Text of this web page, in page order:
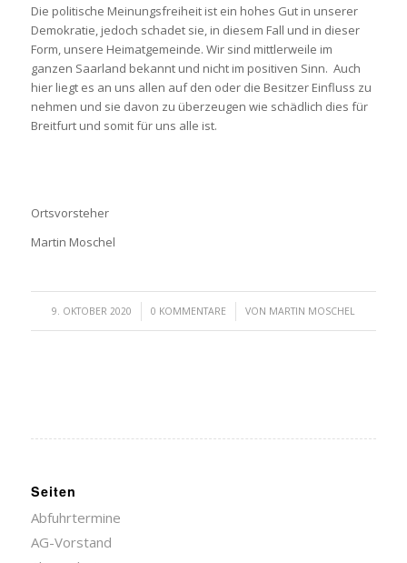
Die politische Meinungsfreiheit ist ein hohes Gut in unserer
Demokratie, jedoch schadet sie, in diesem Fall und in dieser
Form, unsere Heimatgemeinde. Wir sind mittlerweile im
ganzen Saarland bekannt und nicht im positiven Sinn. Auch
hier liegt es an uns allen auf den oder die Besitzer Einfluss zu
nehmen und sie davon zu überzeugen wie schädlich dies für
Breitfurt und somit für uns alle ist.
Ortsvorsteher
Martin Moschel
9. OKTOBER 2020
/ 0 KOMMENTARE
/ VON MARTIN MOSCHEL
Seiten
Abfuhrtermine
AG-Vorstand